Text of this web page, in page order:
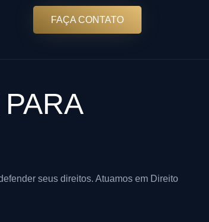
FAÇA CONTATO
seus direitos. Atuamos em Direito